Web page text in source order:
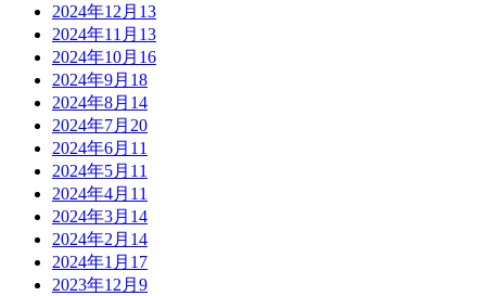
2024年12月 13
2024年11月 13
2024年10月 16
2024年9月 18
2024年8月 14
2024年7月 20
2024年6月 11
2024年5月 11
2024年4月 11
2024年3月 14
2024年2月 14
2024年1月 17
2023年12月 9